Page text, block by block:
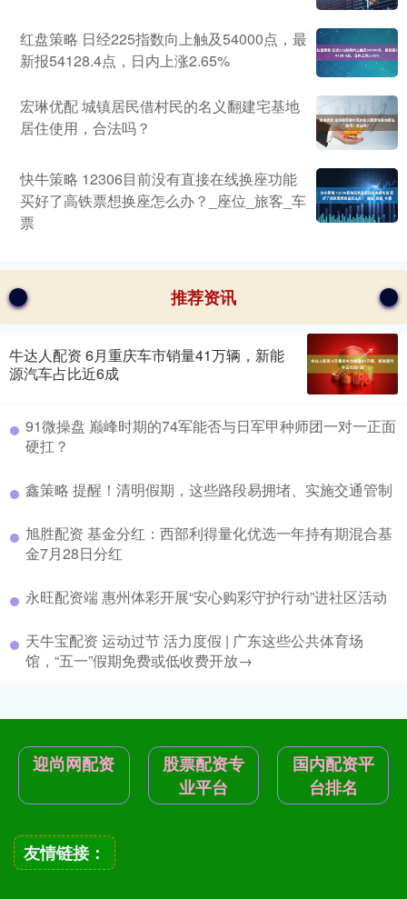
红盘策略 日经225指数向上触及54000点，最
新报54128.4点，日内上涨2.65%
宏琳优配 城镇居民借村民的名义翻建宅基地
居住使用，合法吗？
快牛策略 12306目前没有直接在线换座功能
买好了高铁票想换座怎么办？_座位_旅客_车
票
推荐资讯
牛达人配资 6月重庆车市销量41万辆，新能
源汽车占比近6成
91微操盘 巅峰时期的74军能否与日军甲种师团一对一正面
硬扛？
鑫策略 提醒！清明假期，这些路段易拥堵、实施交通管制
旭胜配资 基金分红：西部利得量化优选一年持有期混合基
金7月28日分红
永旺配资端 惠州体彩开展“安心购彩守护行动”进社区活动
天牛宝配资 运动过节 活力度假 | 广东这些公共体育场
馆，“五一”假期免费或低收费开放→
迎尚网配资
股票配资专
业平台
国内配资平
台排名
友情链接：